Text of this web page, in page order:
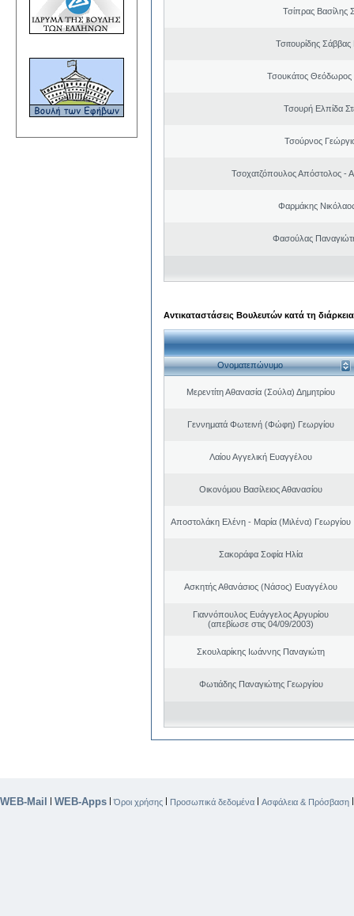
Τσίπρας Βασίλης
Τσιτουρίδης Σάββας
Τσουκάτος Θεόδωρος
Τσουρή Ελπίδα
Τσούρνος
Τσοχατζόπουλος Απόστολος -
Φαρμάκης
Φασούλας
Αντικαταστάσεις Βουλευτών κατά τη
Ονοματεπώνυμο
Μερεντίτη Αθανασία (Σούλα) Δημητρίου
Γεννηματά Φωτεινή (Φώφη) Γεωργίου
Λαίου Αγγελική Ευαγγέλου
Οικονόμου Βασίλειος Αθανασίου
Αποστολάκη Ελένη - Μαρία (Μιλένα) Γεωργίου
Σακοράφα Σοφία Ηλία
Ασκητής Αθανάσιος (Νάσος) Ευαγγέλου
Γιαννόπουλος Ευάγγελος Αργυρίου
(απεβίωσε στις 04/09/2003)
Σκουλαρίκης Ιωάννης Παναγιώτη
Φωτιάδης Παναγιώτης Γεωργίου
WEB-Mail | WEB-Apps |Όροι χρήσης | Προσωπικά δεδομένα | Ασφάλεια & Πρόσβαση